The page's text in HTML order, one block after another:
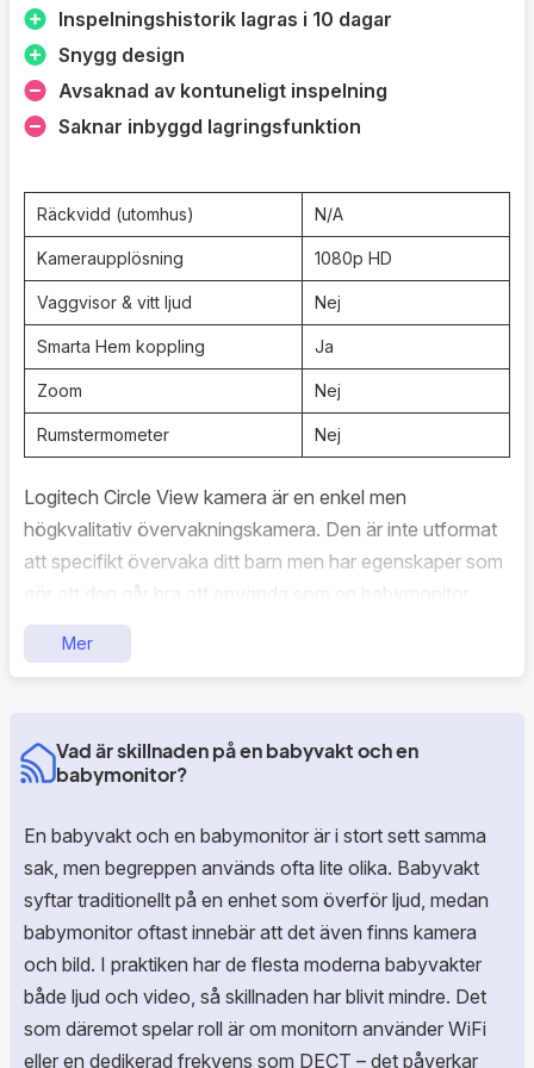
den.
Sammanfattningsvis är Babymonitor See Maxi Cosi en
pålitlig och högkvalitativ babymonitor som är utformad
för att hjälpa föräldrar att hålla koll på sitt barn på ett
ljudteknologi och praktiska funktioner som avtagbar
bältesklämma och förvaringspåse, är den perfekt för
föräldrar som söker en tillförlitlig och bekväm lösning för
att övervaka sin baby.
Inspelningshistorik lagras i 10 dagar
Snygg design
Avsaknad av kontuneligt inspelning
Saknar inbyggd lagringsfunktion
Räckvidd (utomhus) N/A
Kameraupplösning 1080p HD
Vaggvisor & vitt ljud Nej
Smarta Hem koppling Ja
Zoom Nej
Rumstermometer Nej
Logitech Circle View kamera är en enkel men
högkvalitativ övervakningskamera. Den är inte utformat
att specifikt övervaka ditt barn men har egenskaper som
gör att den går bra att använda som en babymonitor.
Denna kameran är Apple Homekit integrerad vilket gör
att du kan koppla ihop den till ditt smarta hem. Idag finns
med denna i testet.
videokvalitet med 1080p full HD, vilket ger skarpa
detaljerade bilder och videor över det övervakade
området.
Kameran fungerar i olika vinklar, den har vidvinkelobjektiv
med en betraktningsvinkel på 180 grader. Det möjliggör
att man kan täcka bredare yta över området. Så passar
bra i stora rum eller om man vill övervaka en större yta.
Mer
Vad är skillnaden på en babyvakt och en
babymonitor?
En babyvakt och en babymonitor är i stort sett samma
sak, men begreppen används ofta lite olika. Babyvakt
syftar traditionellt på en enhet som överför ljud, medan
babymonitor oftast innebär att det även finns kamera
och bild. I praktiken har de flesta moderna babyvakter
både ljud och video, så skillnaden har blivit mindre. Det
som däremot spelar roll är om monitorn använder WiFi
eller en dedikerad frekvens som DECT – det påverkar